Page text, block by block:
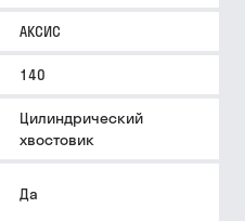
АКСИС
140
Цилиндрический
хвостовик
Да